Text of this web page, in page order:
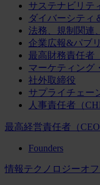
サステナビリテ
ダイバーシティ
法務、規制関連
企業広報&パブ
最高財務責任者
マーケティング
社外取締役
サプライチェー
人事責任者（
最高経営責任者（CEO
Founders
情報テクノロジーオフ